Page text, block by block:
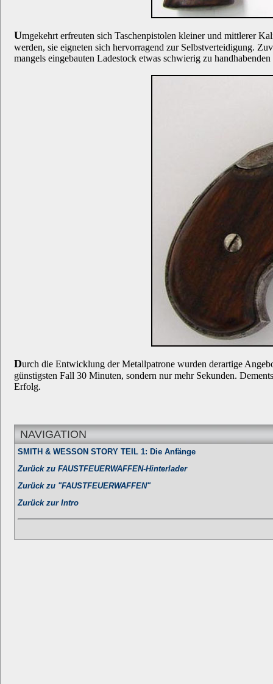
Umgekehrt erfreuten sich Taschenpistolen kleiner und mittlerer
werden, sie eigneten sich hervorragend zur Selbstverteidigung.
mangels eingebauten Ladestock etwas schwierig zu
Durch die Entwicklung der Metallpatrone wurden derartige
günstigsten Fall 30 Minuten, sondern nur mehr Sekunden.
Erfolg.
NAVIGATION
SMITH & WESSON STORY TEIL 1: Die Anfänge
Zurück zu FAUSTFEUERWAFFEN-Hinterlader
Zurück zu "FAUSTFEUERWAFFEN"
Zurück zur Intro